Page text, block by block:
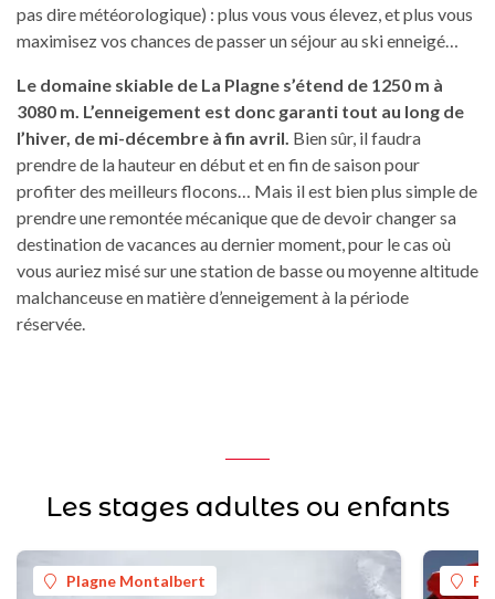
pas dire météorologique) : plus vous vous élevez, et plus vous
maximisez vos chances de passer un séjour au ski enneigé…
Le domaine skiable de La Plagne s’étend de 1250 m à
3080 m. L’enneigement est donc garanti tout au long de
l’hiver, de mi-décembre à fin avril. Bien sûr, il faudra
prendre de la hauteur en début et en fin de saison pour
profiter des meilleurs flocons… Mais il est bien plus simple de
prendre une remontée mécanique que de devoir changer sa
destination de vacances au dernier moment, pour le cas où
vous auriez misé sur une station de basse ou moyenne altitude
malchanceuse en matière d’enneigement à la période
réservée.
Les stages adultes ou enfants
Plagne Montalbert